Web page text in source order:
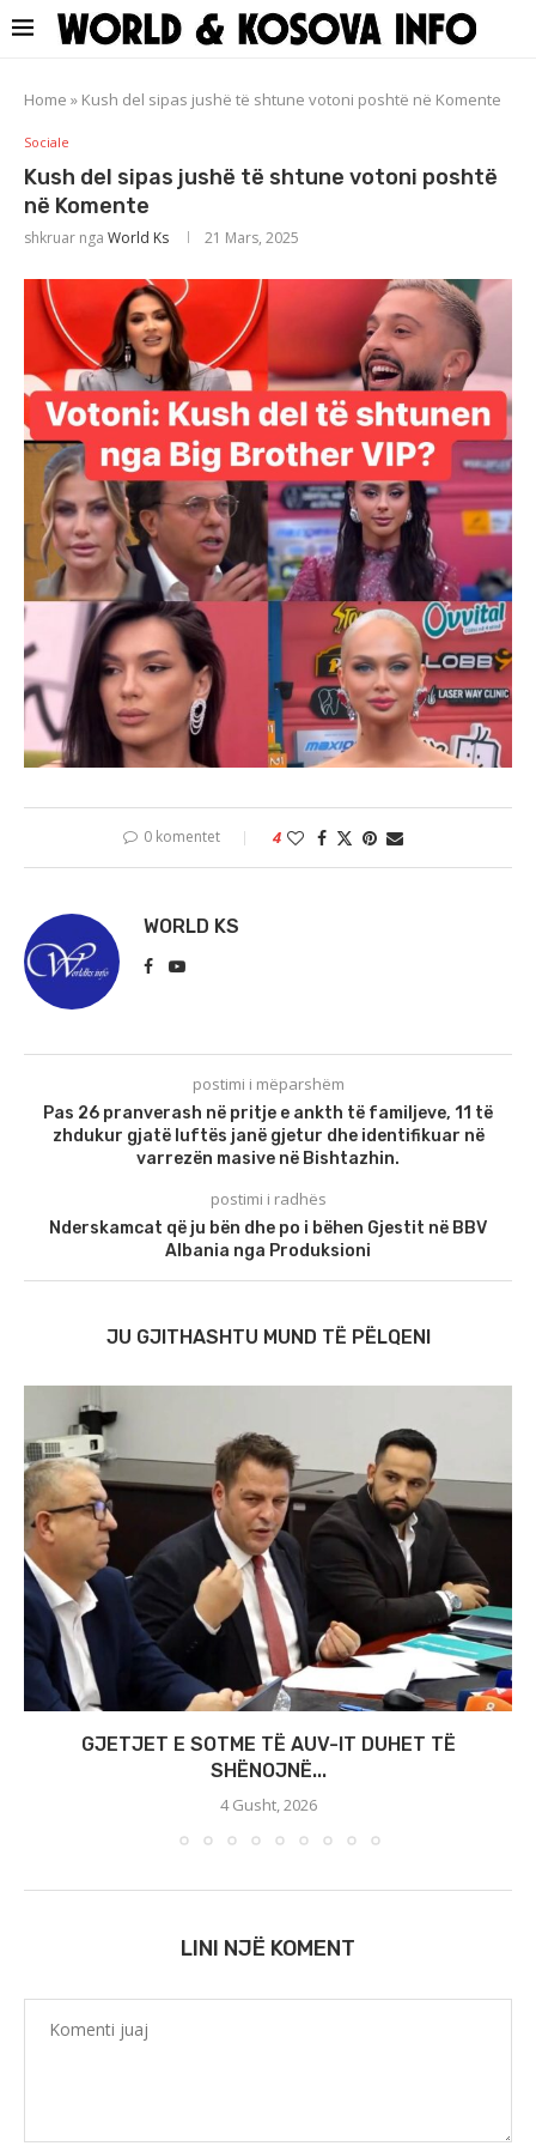
Home » Kush del sipas jushë të shtune votoni poshtë në Komente
Sociale
Kush del sipas jushë të shtune votoni poshtë
në Komente
shkruar nga World Ks 21 Mars, 2025
0 komentet 4
WORLD KS
postimi i mëparshëm
Pas 26 pranverash në pritje e ankth të familjeve, 11 të
zhdukur gjatë luftës janë gjetur dhe identifikuar në
varrezën masive në Bishtazhin.
postimi i radhës
Nderskamcat që ju bën dhe po i bëhen Gjestit në BBV
Albania nga Produksioni
JU GJITHASHTU MUND TË PËLQENI
GJETJET E SOTME TË AUV-IT DUHET TË
SHËNOJNË...
4 Gusht, 2026
LINI NJË KOMENT